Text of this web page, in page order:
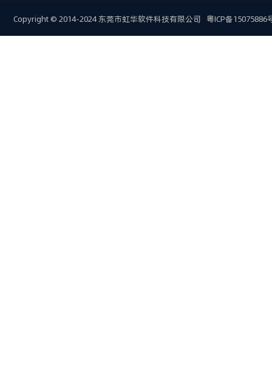
Copyright © 2014-2024 东莞市虹华软件科技有限公司 粤ICP备15075886